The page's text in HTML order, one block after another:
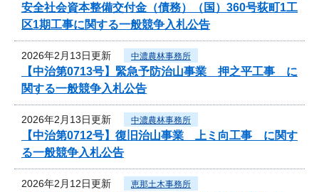
安全社会資本整備交付金（債務）（国）360号荻町1工
区1期工事に関する一般競争入札公告
2026年2月13日更新 中濃農林事務所
【中治第0713号】緊急予防治山事業 押之平工事 に
関する一般競争入札公告
2026年2月13日更新 中濃農林事務所
【中治第0712号】復旧治山事業 上ミ向工事 に関す
る一般競争入札公告
2026年2月12日更新 恵那土木事務所